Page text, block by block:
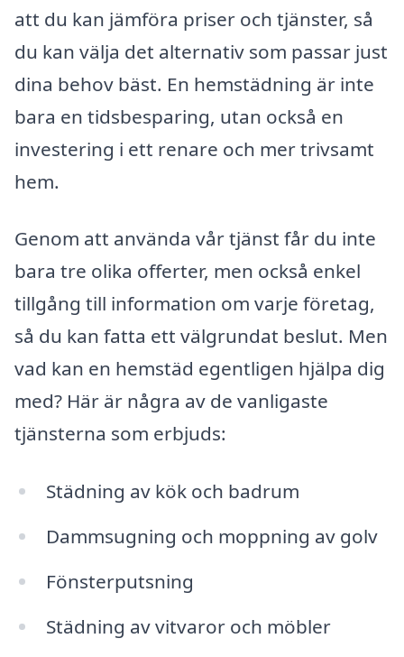
att du kan jämföra priser och tjänster, så
du kan välja det alternativ som passar just
dina behov bäst. En hemstädning är inte
bara en tidsbesparing, utan också en
investering i ett renare och mer trivsamt
hem.
Genom att använda vår tjänst får du inte
bara tre olika offerter, men också enkel
tillgång till information om varje företag,
så du kan fatta ett välgrundat beslut. Men
vad kan en hemstäd egentligen hjälpa dig
med? Här är några av de vanligaste
tjänsterna som erbjuds:
Städning av kök och badrum
Dammsugning och moppning av golv
Fönsterputsning
Städning av vitvaror och möbler